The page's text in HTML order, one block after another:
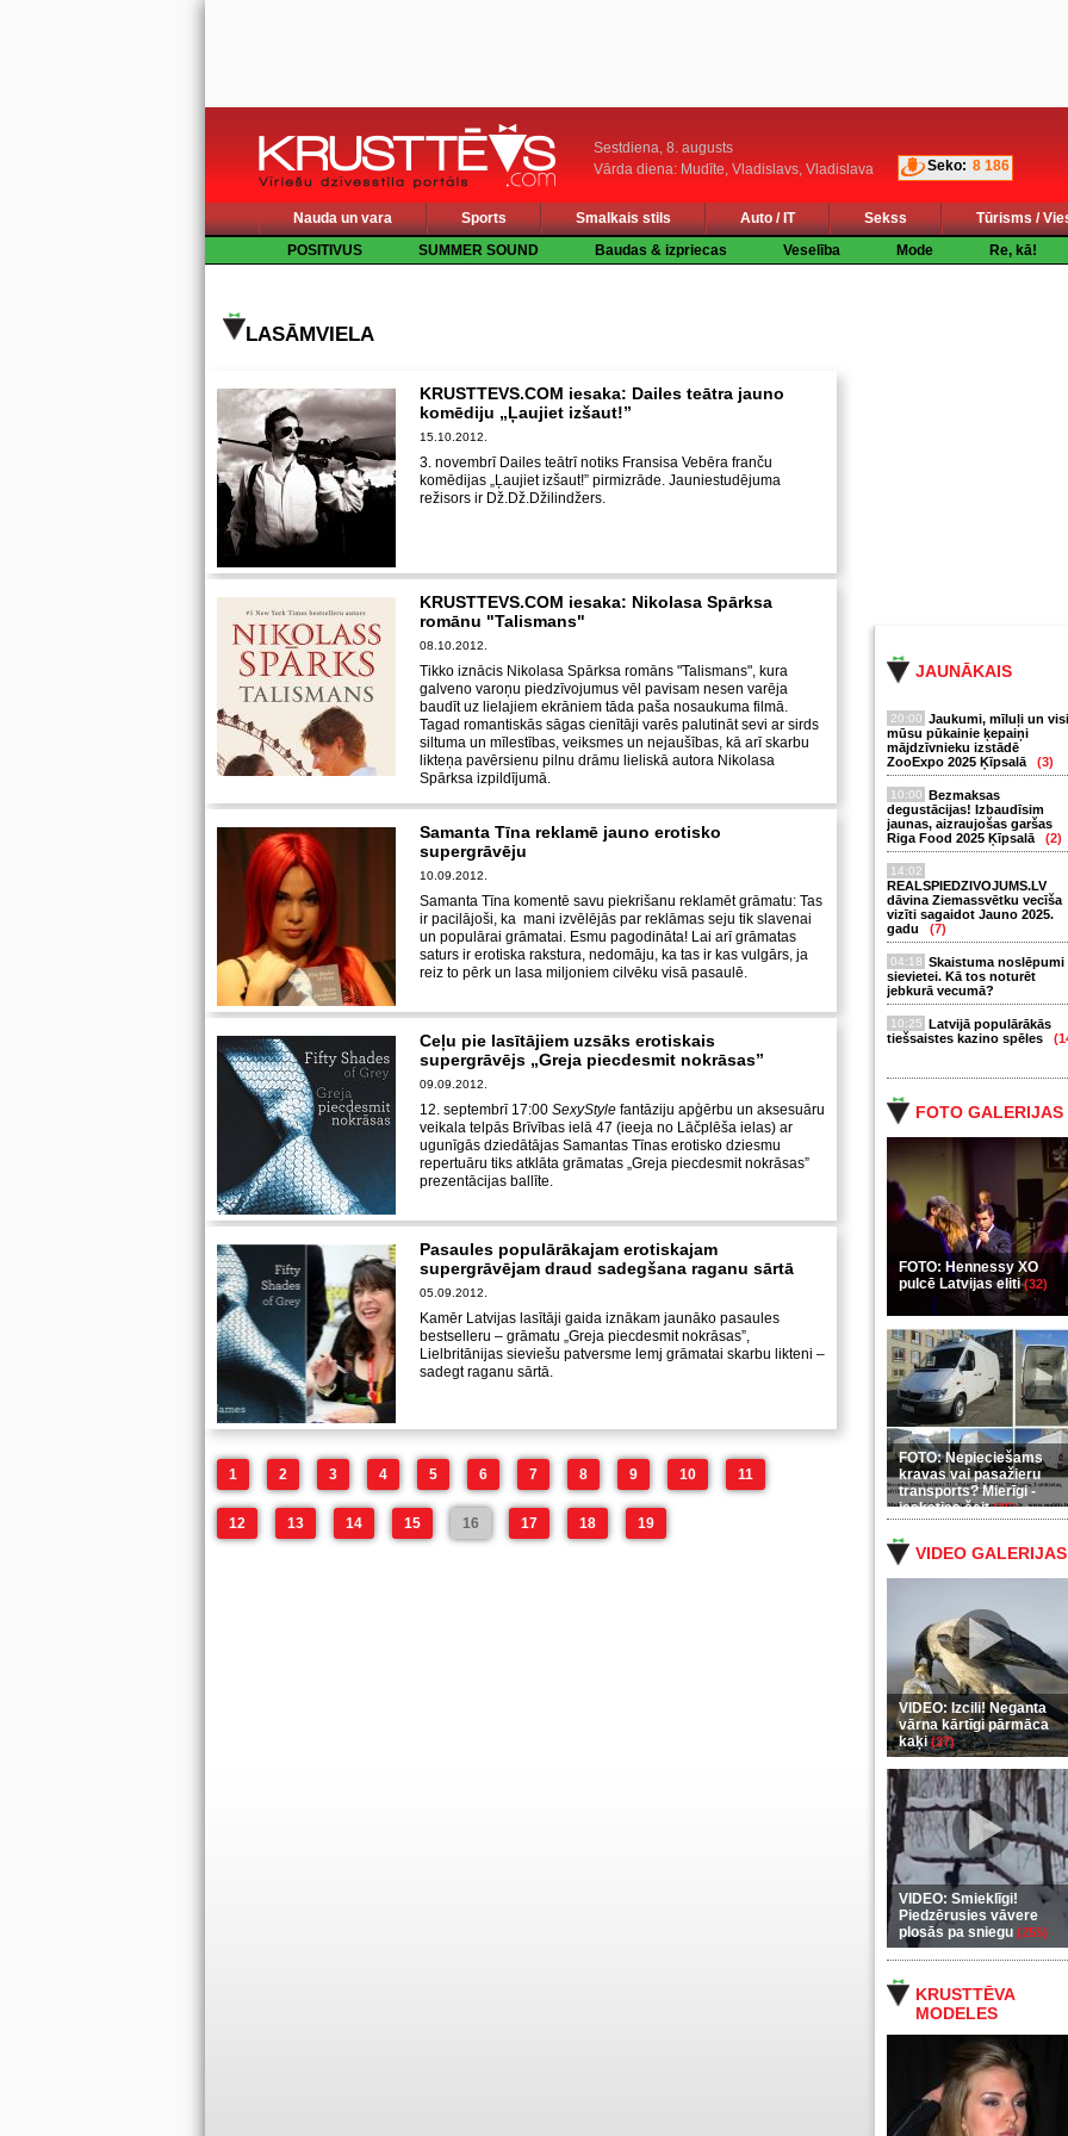
Sestdiena, 8. augusts
Vārda diena: Mudīte, Vladislavs, Vladislava
Seko: 8 186
Nauda un vara Sports Smalkais stils Auto / IT Sekss
Tūrisms /
POSITIVUS
SUMMER SOUND Baudas & izpriecas Veselība Mode Re, kā!
JAUNĀKAIS
20:00 Jaukumi, mīluļi un visi
mūsu pūkainie ķepaiņi
mājdzīvnieku izstādē
ZooExpo 2025 Ķīpsalā
(3)
10:00 Bezmaksas
degustācijas! Izbaudīsim
jaunas, aizraujošas garšas
Riga Food 2025 Ķīpsalā
(2)
14:02
REALSPIEDZIVOJUMS.LV
dāvina Ziemassvētku vecīša
vizīti sagaidot Jauno 2025.
gadu
(7)
04:18 Skaistuma noslēpumi
sievietei. Kā tos noturēt
jebkurā vecumā?
10:25 Latvijā populārākās
tiešsaistes kazino spēles
FOTO GALERIJAS
FOTO: Hennessy XO
pulcē Latvijas eliti(32)
FOTO: Nepieciešams
kravas vai pasažieru
transports? Mierīgi -
ieskaties šeit(35)
VIDEO GALERIJAS
VIDEO: Izcili! Neganta
vārna kārtīgi pārmāca
kaķi(37)
VIDEO: Smieklīgi!
Piedzērusies vāvere
plosās pa sniegu (255)
KRUSTTĒVA
MODELES
LASĀMVIELA
KRUSTTEVS.COM iesaka: Dailes teātra jauno
komēdiju „Ļaujiet izšaut!”
15.10.2012.
3. novembrī Dailes teātrī notiks Fransisa Vebēra franču
komēdijas „Ļaujiet izšaut!” pirmizrāde. Jauniestudējuma
režisors ir Dž.Dž.Džilindžers.
KRUSTTEVS.COM iesaka: Nikolasa Spārksa
romānu "Talismans"
08.10.2012.
Tikko iznācis Nikolasa Spārksa romāns "Talismans", kura
galveno varoņu piedzīvojumus vēl pavisam nesen varēja
baudīt uz lielajiem ekrāniem tāda paša nosaukuma filmā.
Tagad romantiskās sāgas cienītāji varēs palutināt sevi ar sirds
siltuma un mīlestības, veiksmes un nejaušības, kā arī skarbu
likteņa pavērsienu pilnu drāmu lieliskā autora Nikolasa
Spārksa izpildījumā.
Samanta Tīna reklamē jauno erotisko
supergrāvēju
10.09.2012.
Samanta Tīna komentē savu piekrišanu reklamēt grāmatu: Tas
ir pacilājoši, ka mani izvēlējās par reklāmas seju tik slavenai
un populārai grāmatai. Esmu pagodināta! Lai arī grāmatas
saturs ir erotiska rakstura, nedomāju, ka tas ir kas vulgārs, ja
reiz to pērk un lasa miljoniem cilvēku visā pasaulē.
Ceļu pie lasītājiem uzsāks erotiskais
supergrāvējs „Greja piecdesmit nokrāsas”
09.09.2012.
12. septembrī 17:00 SexyStyle fantāziju apģērbu un aksesuāru
veikala telpās Brīvības ielā 47 (ieeja no Lāčplēša ielas) ar
ugunīgās dziedātājas Samantas Tīnas erotisko dziesmu
repertuāru tiks atklāta grāmatas „Greja piecdesmit nokrāsas”
prezentācijas ballīte.
Pasaules populārākajam erotiskajam
supergrāvējam draud sadegšana raganu sārtā
05.09.2012.
Kamēr Latvijas lasītāji gaida iznākam jaunāko pasaules
bestselleru – grāmatu „Greja piecdesmit nokrāsas”,
Lielbritānijas sieviešu patversme lemj grāmatai skarbu likteni –
sadegt raganu sārtā.
1 2 3 4 5 6 7 8 9 10 11
12 13 14 15 16 17 18 19